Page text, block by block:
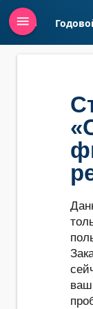
Войти
menu
ваш